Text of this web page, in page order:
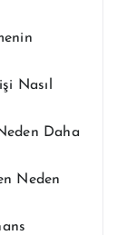
Nasıl
Daha
Neden